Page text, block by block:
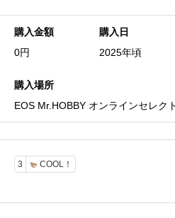
購入金額
0円
購入日
2025年頃
購入場所
EOS Mr.HOBBY オンラインセレク
3 COOL！